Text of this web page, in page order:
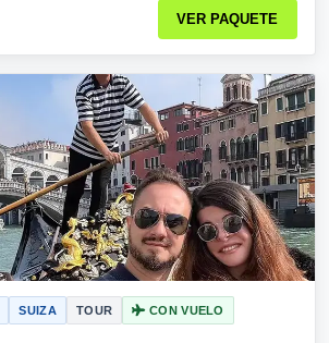
VER PAQUETE
SUIZA TOUR CON VUELO